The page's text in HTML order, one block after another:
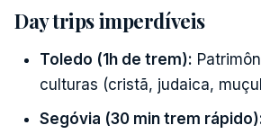
Day trips imperdíveis
Toledo (1h de trem):
culturas (cristã, judaica,
Segóvia (30 min trem